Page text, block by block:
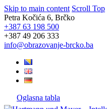
Skip to main content Scroll Top
Petra Kočića 6, Brčko
+387 63 198 500
+387 49 206 333
info@obrazovanje-brcko.ba
Oglasna tabla